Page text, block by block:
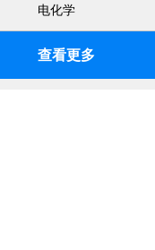
电化学
查看更多